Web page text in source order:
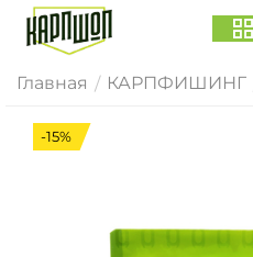
Главная / КАРПФИШИНГ
-15%